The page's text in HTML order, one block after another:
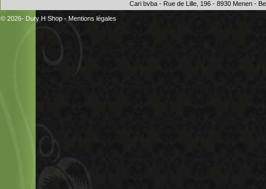
Cari bvba - Rue de Lille, 196 - 8930 Menen -
© 2026- Duty H Shop - Mentions légales